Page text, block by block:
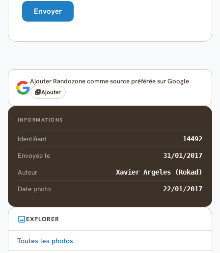
Ajouter Randozone comme source préférée sur Google
Ajouter
INFORMATIONS
Identifiant 14492
Envoyée le 31/01/2017
Auteur Xavier Argeles (Rokad)
Date photo 22/01/2017
EXPLORER
Toutes les photos